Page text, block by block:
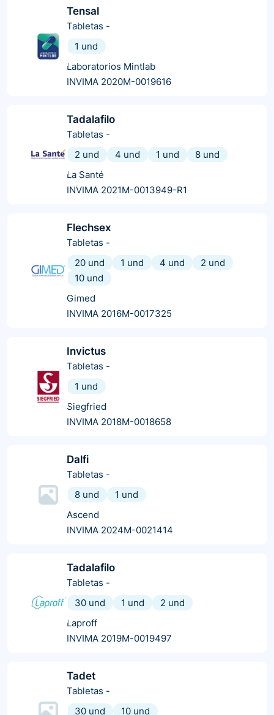
Tensal
Tabletas -
1 und
Laboratorios Mintlab
INVIMA 2020M-0019616
Tadalafilo
Tabletas -
2 und
4 und 1 und
8 und
La Santé
INVIMA 2021M-0013949-R1
Flechsex
Tabletas -
20 und
1 und 4 und
2 und
10 und
Gimed
INVIMA 2016M-0017325
Invictus
Tabletas -
1 und
Siegfried
INVIMA 2018M-0018658
Dalfi
Tabletas -
8 und
1 und
Ascend
INVIMA 2024M-0021414
Tadalafilo
Tabletas -
30 und
1 und
2 und
Laproff
INVIMA 2019M-0019497
Tadet
Tabletas -
30 und
10 und